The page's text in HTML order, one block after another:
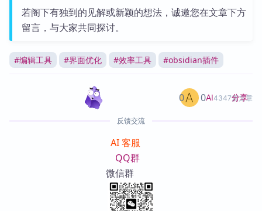
若阁下有独到的见解或新颖的想法，诚邀您在文章下方
留言，与大家共同探讨。
#编辑工具 #界面优化 #效率工具 #obsidian插件
AI4347篇文章
0 0 分享
反馈交流
AI 客服
QQ群
微信群